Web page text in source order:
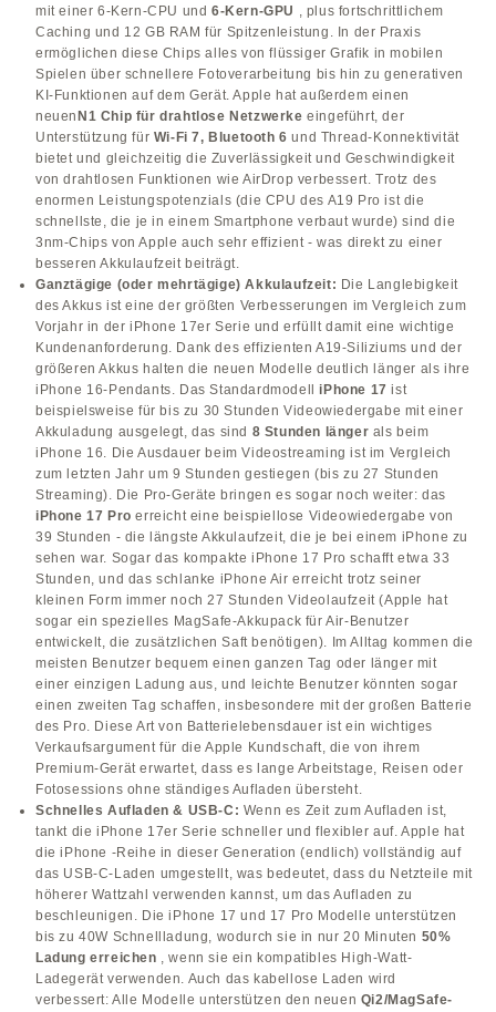
mit einer 6-Kern-CPU und6-Kern-GPU , plus fortschrittlichem
Caching und 12 GB RAM für Spitzenleistung. In der Praxis
ermöglichen diese Chips alles von flüssiger Grafik in mobilen
Spielen über schnellere Fotoverarbeitung bis hin zu generativen
KI-Funktionen auf dem Gerät. Apple hat außerdem einen
neuen N1 Chip für drahtlose Netzwerkeeingeführt, der
Unterstützung für Wi-Fi 7, Bluetooth 6und Thread-Konnektivität
bietet und gleichzeitig die Zuverlässigkeit und Geschwindigkeit
von drahtlosen Funktionen wie AirDrop verbessert. Trotz des
enormen Leistungspotenzials (die CPU des A19 Pro ist die
schnellste, die je in einem Smartphone verbaut wurde) sind die
3nm-Chips von Apple auch sehr effizient - was direkt zu einer
besseren Akkulaufzeit beiträgt.
Ganztägige (oder mehrtägige) Akkulaufzeit: Die Langlebigkeit
des Akkus ist eine der größten Verbesserungen im Vergleich zum
Vorjahr in der iPhone 17er Serie und erfüllt damit eine wichtige
Kundenanforderung. Dank des effizienten A19-Siliziums und der
größeren Akkus halten die neuen Modelle deutlich länger als ihre
iPhone 16-Pendants. Das Standardmodell iPhone 17 ist
beispielsweise für bis zu 30 Stunden Videowiedergabe mit einer
Akkuladung ausgelegt, das sind 8 Stunden länger als beim
iPhone 16. Die Ausdauer beim Videostreaming ist im Vergleich
zum letzten Jahr um 9 Stunden gestiegen (bis zu 27 Stunden
Streaming). Die Pro-Geräte bringen es sogar noch weiter: das
iPhone 17 Pro erreicht eine beispiellose Videowiedergabe von
39 Stunden - die längste Akkulaufzeit, die je bei einem iPhone zu
sehen war. Sogar das kompakte iPhone 17 Pro schafft etwa 33
Stunden, und das schlanke iPhone Air erreicht trotz seiner
kleinen Form immer noch 27 Stunden Videolaufzeit (Apple hat
sogar ein spezielles MagSafe-Akkupack für Air-Benutzer
entwickelt, die zusätzlichen Saft benötigen). Im Alltag kommen die
meisten Benutzer bequem einen ganzen Tag oder länger mit
einer einzigen Ladung aus, und leichte Benutzer könnten sogar
einen zweiten Tag schaffen, insbesondere mit der großen Batterie
des Pro. Diese Art von Batterielebensdauer ist ein wichtiges
Verkaufsargument für die Apple Kundschaft, die von ihrem
Premium-Gerät erwartet, dass es lange Arbeitstage, Reisen oder
Fotosessions ohne ständiges Aufladen übersteht.
Schnelles Aufladen & USB-C: Wenn es Zeit zum Aufladen ist,
tankt die iPhone 17er Serie schneller und flexibler auf. Apple hat
die iPhone -Reihe in dieser Generation (endlich) vollständig auf
das USB-C-Laden umgestellt, was bedeutet, dass du Netzteile mit
höherer Wattzahl verwenden kannst, um das Aufladen zu
beschleunigen. Die iPhone 17 und 17 Pro Modelle unterstützen
bis zu 40W Schnellladung, wodurch sie in nur 20 Minuten 50%
Ladung erreichen , wenn sie ein kompatibles High-Watt-
Ladegerät verwenden. Auch das kabellose Laden wird
verbessert: Alle Modelle unterstützen den neuen Qi2/MagSafe-